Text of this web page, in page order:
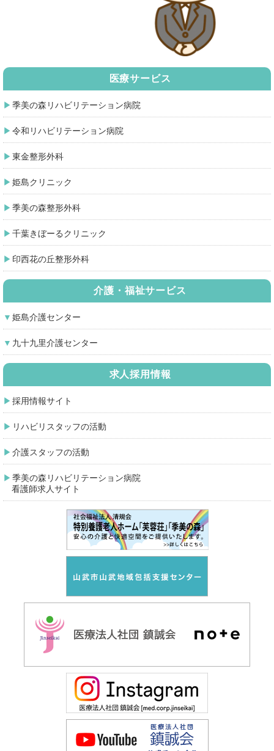
医療サービス
季美の森リハビリテーション病院
令和リハビリテーション病院
東金整形外科
姫島クリニック
季美の森整形外科
千葉きぼーるクリニック
印西花の丘整形外科
介護・福祉サービス
姫島介護センター
九十九里介護センター
求人採用情報
採用情報サイト
リハビリスタッフの活動
介護スタッフの活動
季美の森リハビリテーション病院
看護師求人サイト